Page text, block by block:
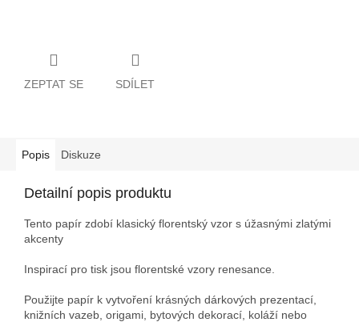
ZEPTAT SE SDÍLET
Popis Diskuze
Detailní popis produktu
Tento papír zdobí klasický florentský vzor s úžasnými zlatými
akcenty
Inspirací pro tisk jsou florentské vzory renesance.
Použijte papír k vytvoření krásných dárkových prezentací,
knižních vazeb, origami, bytových dekorací, koláží nebo